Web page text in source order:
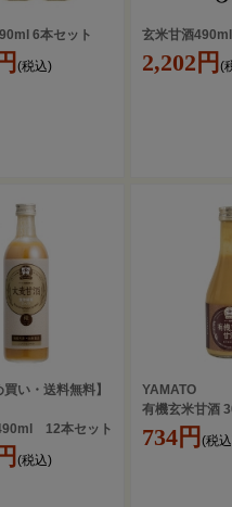
6本セット
(税込)
玄米甘酒
2,202円 (
買い・送料無料】
12本セット
(税込)
YAMATO
有機玄米甘酒
734円 (税